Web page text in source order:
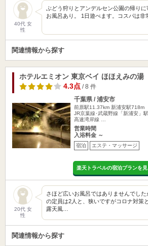
40代 女
性
ぶどう狩りとアンデルセン公園の帰り
お風呂あり。 1日遊べます。コスパは非
関連情報から探す
ホテルエミオン 東京ベイ ほほえみの湯
4.3点/ 8 件
千葉県 / 浦安市
前原駅11.37km 新浦安駅718m
JR京葉線･武蔵野線「新浦安」
高速湾岸線 …
営業時間
入浴料金 ～
宿泊 エステ・マッサージ
楽天トラベルの宿泊プランを見
20代 女
性
さほど広いお風呂ではありませんでし
の定員は2人と、狭いですがコロナ対策
露天風…
関連情報から探す